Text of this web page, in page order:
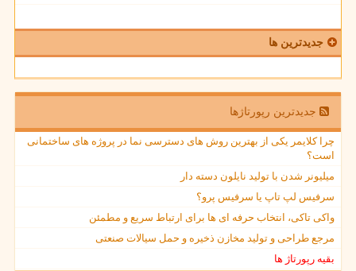
جدیدترین ها
جدیدترین رپورتاژها
چرا کلایمر یکی از بهترین روش های دسترسی نما در پروژه های ساختمانی
است؟
میلیونر شدن با تولید نایلون دسته دار
سرفیس لپ تاپ یا سرفیس پرو؟
واکی تاکی، انتخاب حرفه ای ها برای ارتباط سریع و مطمئن
مرجع طراحی و تولید مخازن ذخیره و حمل سیالات صنعتی
بقیه رپورتاژ ها